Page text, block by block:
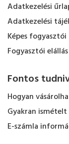
Adatkezelési
Adatkezelési
Képes
Fogyasztói elállás
Fontos
Hogyan
Gyakran
E-számla